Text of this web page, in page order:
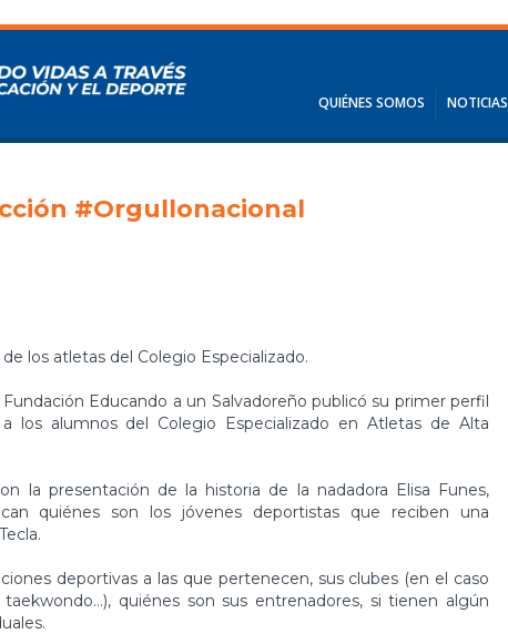
QUIÉNES SOMOS NOTICIAS
#Orgullonacional
Educando a un Salvadoreño publicó su primer perfil
a los alumnos del Colegio Especializado en Atletas de Alta
la presentación de la historia de la nadadora Elisa Funes,
quiénes son los jóvenes deportistas que reciben una
deportivas a las que pertenecen, sus clubes (en el caso
quiénes son sus entrenadores, si tienen algún